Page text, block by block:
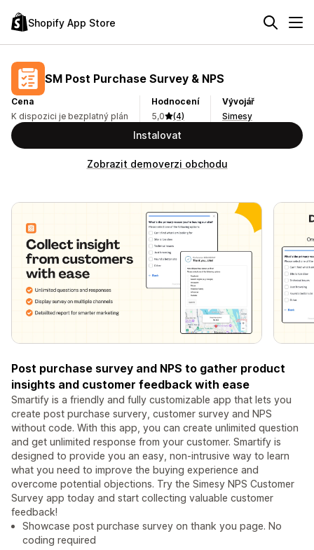
Shopify App Store
SM Post Purchase Survey & NPS
Cena
K dispozici je bezplatný plán
Hodnocení
5,0
(4)
Vývojář
Simesy
Instalovat
Zobrazit demoverzi obchodu
Post purchase survey and NPS to gather product
insights and customer feedback with ease
Smartify is a friendly and fully customizable app that lets you
create post purchase survery, customer survey and NPS
without code. With this app, you can create unlimited question
and get unlimited response from your customer. Smartify is
designed to provide you an easy, non-intrusive way to learn
what you need to improve the buying experience and
overcome potential objections. Try the Simesy NPS Customer
Survey app today and start collecting valuable customer
feedback!
Showcase post purchase survey on thank you page. No
coding required